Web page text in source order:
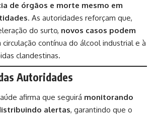
de órgãos e morte mesmo em
. As autoridades reforçam que,
do surto, novos casos podem
circulação contínua do álcool industrial e à
clandestinas.
Autoridades
afirma que seguirá monitorando
alertas, garantindo que o